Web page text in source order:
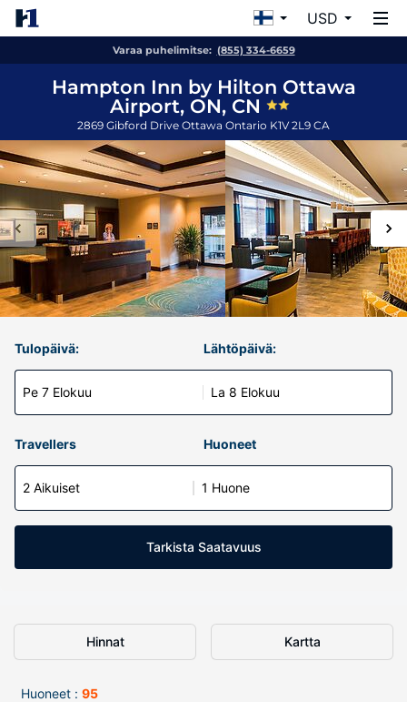
USD
Varaa puhelimitse: (855) 334-6659
Hampton Inn by Hilton Ottawa
Airport, ON, CN
2869 Gibford Drive Ottawa Ontario K1V 2L9 CA
Tulopäivä:
Pe 7 Elokuu
Lähtöpäivä:
La 8 Elokuu
Travellers Huoneet
2 Aikuiset 1 Huone
Tarkista Saatavuus
Hinnat Kartta
Huoneet : 95